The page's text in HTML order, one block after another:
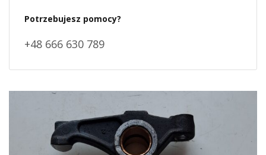
Potrzebujesz pomocy?
+48 666 630 789